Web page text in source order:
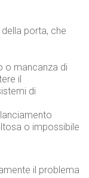
porta, che
o mancanza di
il
di
o impossibile
il problema